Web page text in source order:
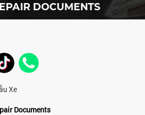
DOCUMENTS
Xe
Documents